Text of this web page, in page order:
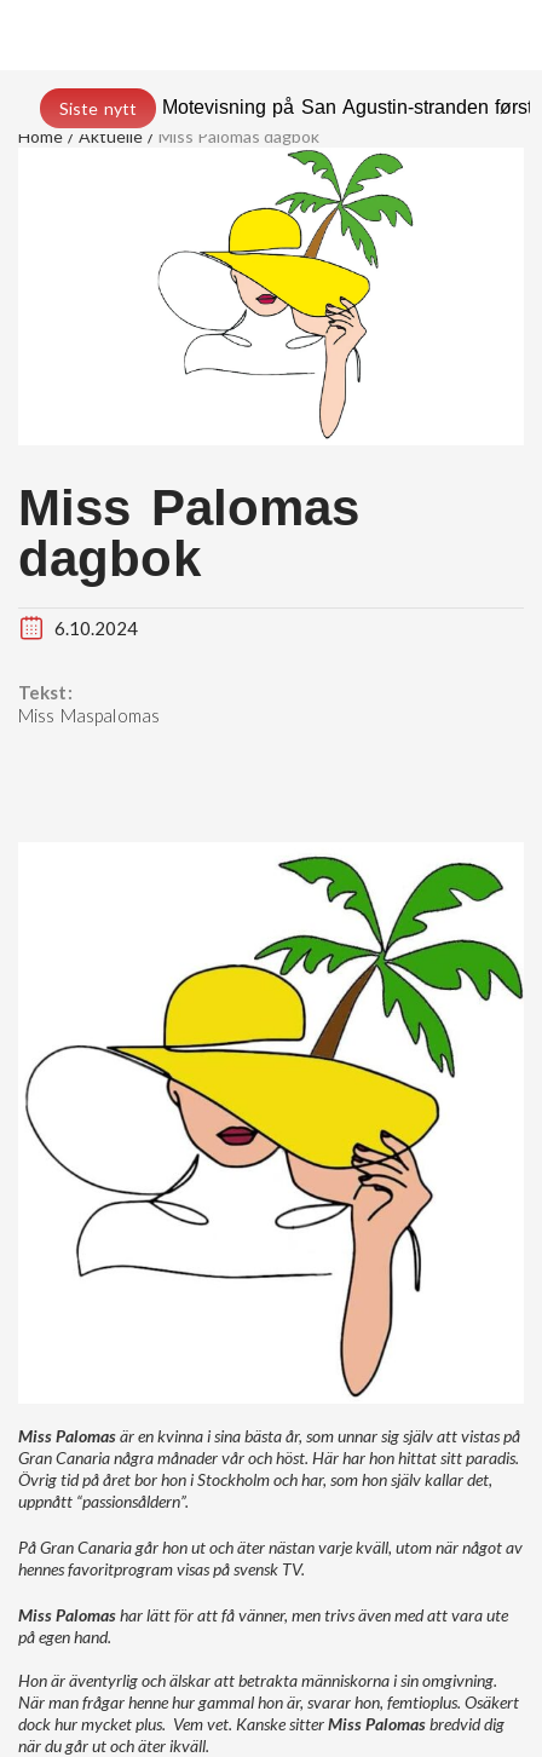
Siste nytt
Motevisning på San Agustin-stranden
Home
Aktuelle Miss Palomas dagbok
Miss Palomas
dagbok
6.10.2024
Tekst:
Miss Maspalomas
Miss Palomasär en kvinna i sina bästa år, som unnar sig själv att vistas på
Gran Canaria några månader vår och höst. Här har hon hittat sitt paradis.
Övrig tid på året bor hon i Stockholm och har, som hon själv kallar det,
uppnått “passionsåldern”.
På Gran Canaria går hon ut och äter nästan varje kväll, utom när något av
hennes favoritprogram visas på svensk TV.
Miss Palomashar lätt för att få vänner, men trivs även med att vara ute
på egen hand.
Hon är äventyrlig och älskar att betrakta människorna i sin omgivning.
När man frågar henne hur gammal hon är, svarar hon, femtioplus. Osäkert
dock hur mycket plus. Vem vet. Kanske sitterMiss Palomasbredvid dig
när du går ut och äter ikväll.